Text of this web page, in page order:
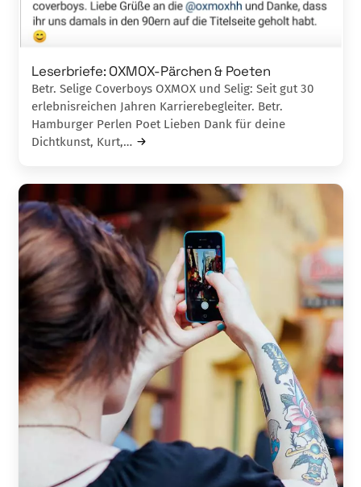
Leserbriefe: OXMOX-Pärchen & Poeten
Betr. Selige Coverboys OXMOX und Selig: Seit gut 30
erlebnisreichen Jahren Karrierebegleiter. Betr.
Hamburger Perlen Poet Lieben Dank für deine
Dichtkunst, Kurt,…